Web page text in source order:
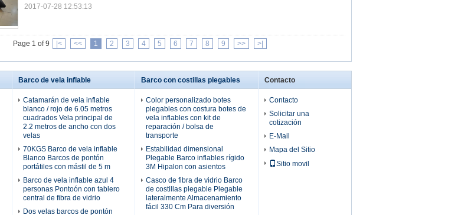
2017-07-28 12:53:13
Page 1 of 9 |< << 1 2 3 4 5 6 7 8 9 >> >|
Barco de vela inflable
Catamarán de vela inflable
blanco / rojo de 6.05 metros
cuadrados Vela principal de
2.2 metros de ancho con dos
velas
70KGS Barco de vela inflable
Blanco Barcos de pontón
portátiles con mástil de 5 m
Barco de vela inflable azul 4
personas Pontoón con tablero
central de fibra de vidrio
Dos velas barcos de pontón
Barco con costillas plegables
Color personalizado botes
plegables con costura botes de
vela inflables con kit de
reparación / bolsa de
transporte
Estabilidad dimensional
Plegable Barco inflables rígido
3M Hipalon con asientos
Casco de fibra de vidrio Barco
de costillas plegable Plegable
lateralmente Almacenamiento
fácil 330 Cm Para diversión
Contacto
Contacto
Solicitar una
cotización
E-Mail
Mapa del Sitio
Sitio movil